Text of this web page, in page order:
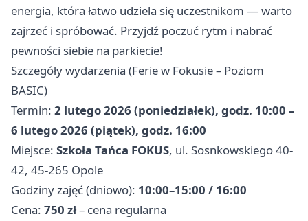
energia, która łatwo udziela się uczestnikom — warto
zajrzeć i spróbować. Przyjdź poczuć rytm i nabrać
pewności siebie na parkiecie!
Szczegóły wydarzenia (Ferie w Fokusie – Poziom
BASIC)
Termin: 2 lutego 2026 (poniedziałek), godz. 10:00 –
6 lutego 2026 (piątek), godz. 16:00
Miejsce: Szkoła Tańca FOKUS, ul. Sosnkowskiego 40-
42, 45-265 Opole
Godziny zajęć (dniowo): 10:00–15:00 / 16:00
Cena: 750 zł– cena regularna